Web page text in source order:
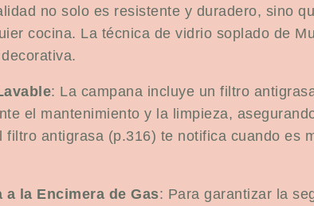
no solo es resistente y duradero, sino
cocina. La técnica de vidrio soplado de
: La campana incluye un filtro
el mantenimiento y la limpieza,
filtro antigrasa (p.316) te notifica cuando es
la Encimera de Gas: Para garantizar la